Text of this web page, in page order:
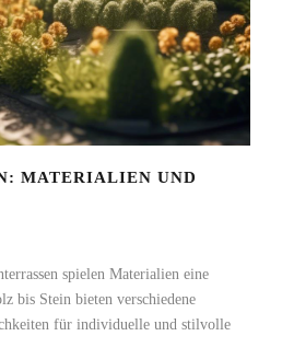
MATERIALIEN UND
spielen Materialien eine
bis Stein bieten verschiedene
für individuelle und stilvolle